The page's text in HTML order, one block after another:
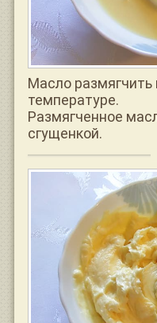
Масло размягчить
температуре.
Размягченное
сгущенкой.